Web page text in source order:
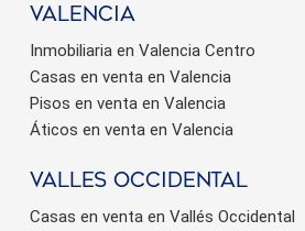
valencia
Inmobiliaria en Valencia Centro
Casas en venta en Valencia
Pisos en venta en Valencia
Áticos en venta en Valencia
valles occidental
Casas en venta en Vallés Occidental